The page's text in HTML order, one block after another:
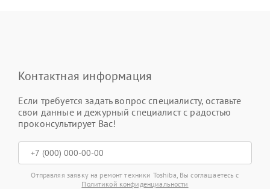
Контактная информация
Если требуется задать вопрос специалисту, оставьте
свои данные и дежурный специалист с радостью
проконсультирует Вас!
Отправляя заявку на ремонт техники Toshiba, Вы соглашаетесь с
Политикой конфиденциальности